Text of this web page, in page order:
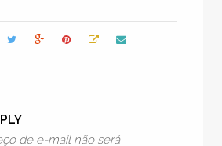
de e-mail não será